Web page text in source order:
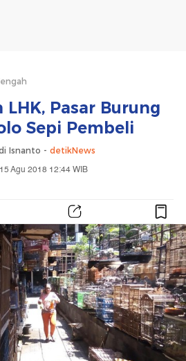
LHK, Pasar Burung
Sepi Pembeli
Isnanto - detikNews
Agu 2018 12:44 WIB